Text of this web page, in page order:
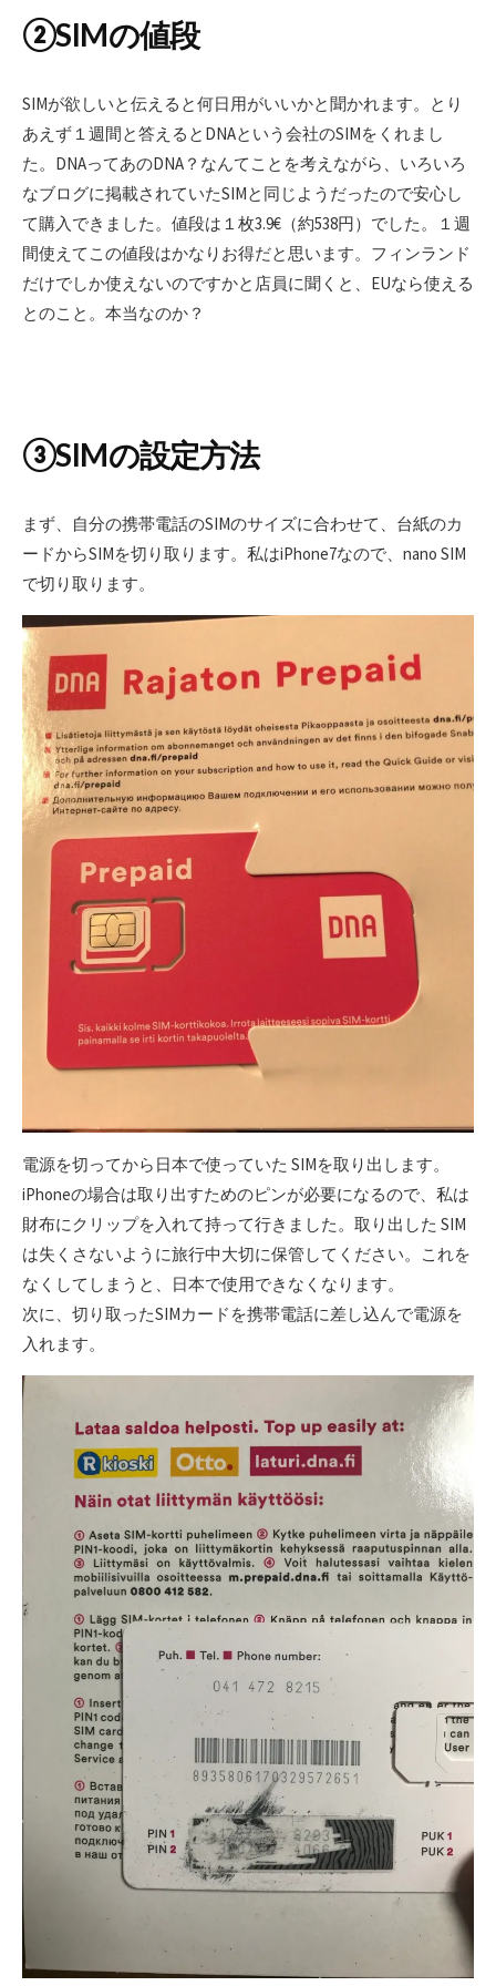
②SIMの値段
SIMが欲しいと伝えると何日用がいいかと聞かれます。とり
あえず１週間と答えるとDNAという会社のSIMをくれまし
た。DNAってあのDNA？なんてことを考えながら、いろいろ
なブログに掲載されていたSIMと同じようだったので安心し
て購入できました。値段は１枚3.9€（約538円）でした。１週
間使えてこの値段はかなりお得だと思います。フィンランド
だけでしか使えないのですかと店員に聞くと、EUなら使える
とのこと。本当なのか？
③SIMの設定方法
まず、自分の携帯電話のSIMのサイズに合わせて、台紙のカ
ードからSIMを切り取ります。私はiPhone7なので、nano SIM
で切り取ります。
電源を切ってから日本で使っていた SIMを取り出します。
iPhoneの場合は取り出すためのピンが必要になるので、私は
財布にクリップを入れて持って行きました。取り出した SIM
は失くさないように旅行中大切に保管してください。これを
なくしてしまうと、日本で使用できなくなります。
次に、切り取ったSIMカードを携帯電話に差し込んで電源を
入れます。